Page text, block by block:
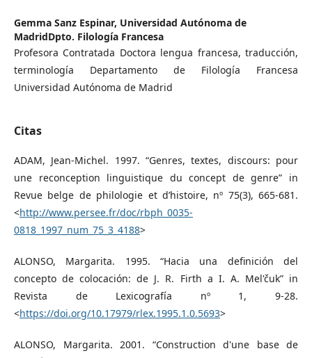
Gemma Sanz Espinar, Universidad Autónoma de
MadridDpto. Filología Francesa
Profesora Contratada Doctora lengua francesa, traducción,
terminología Departamento de Filología Francesa
Universidad Autónoma de Madrid
Citas
ADAM, Jean-Michel. 1997. “Genres, textes, discours: pour
une reconception linguistique du concept de genre” in
Revue belge de philologie et d’histoire, nº 75(3), 665-681.
<http://www.persee.fr/doc/rbph_0035-
0818_1997_num_75_3_4188>
ALONSO, Margarita. 1995. “Hacia una definición del
concepto de colocación: de J. R. Firth a I. A. Mel'čuk” in
Revista de Lexicografía nº 1, 9-28.
<https://doi.org/10.17979/rlex.1995.1.0.5693>
ALONSO, Margarita. 2001. “Construction d'une base de